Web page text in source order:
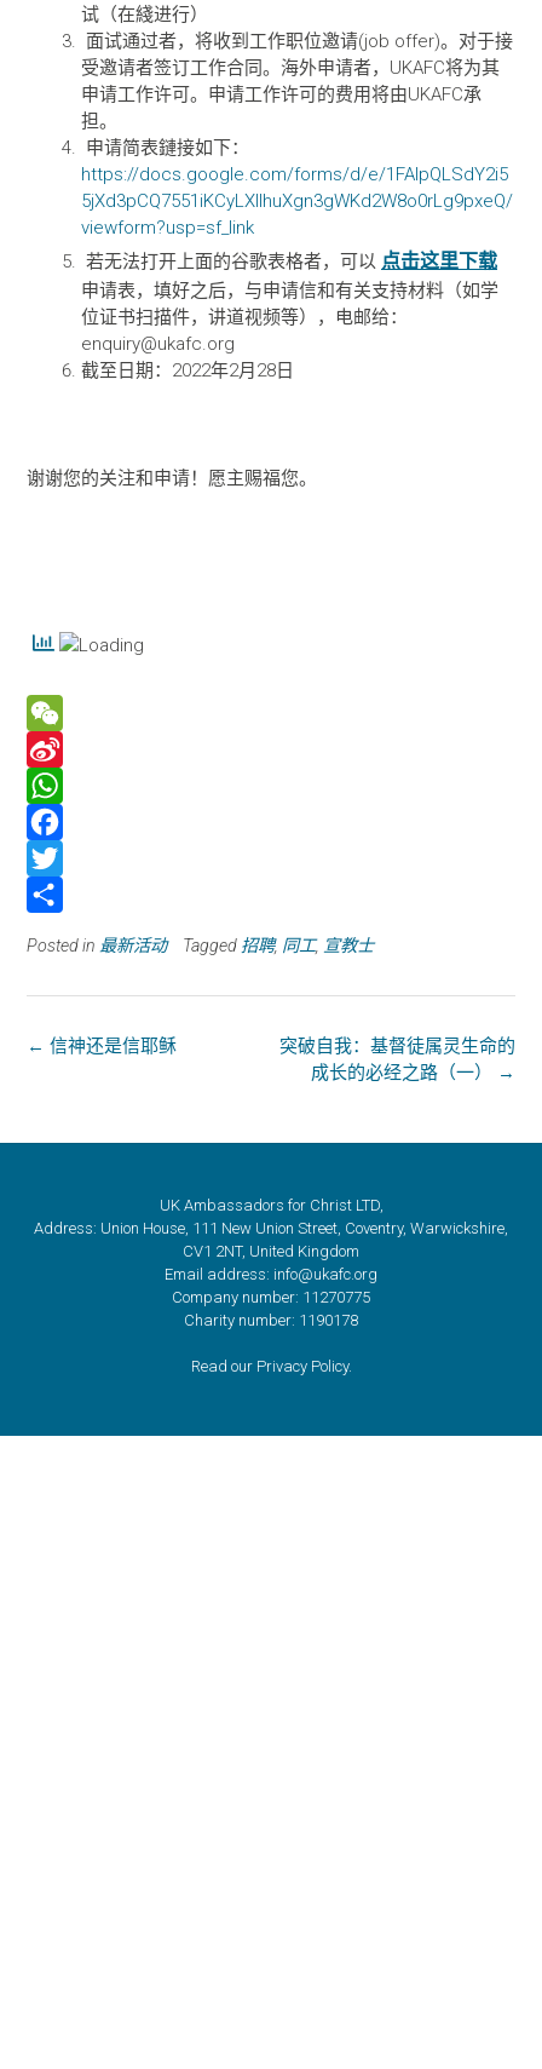
试（在綫进行）
面试通过者，将收到工作职位邀请(job offer)。对于接
受邀请者签订工作合同。海外申请者，UKAFC将为其
申请工作许可。申请工作许可的费用将由UKAFC承
担。
申请简表鏈接如下：
https://docs.google.com/forms/d/e/1FAIpQLSdY2i5
5jXd3pCQ7551iKCyLXlIhuXgn3gWKd2W8o0rLg9pxeQ/
viewform?usp=sf_link
若无法打开上面的谷歌表格者，可以 点击这里下载
申请表，填好之后，与申请信和有关支持材料（如学
位证书扫描件，讲道视频等），电邮给：
enquiry@ukafc.org
截至日期：2022年2月28日
谢谢您的关注和申请！愿主赐福您。
W
e
C
h
a
S
n
a
i
W
h
a
A
F
a
b
T
t
Posted in 最新活动 Tagged 招聘, 同工, 宣教士
突破自我：基督徒属灵生命的
成长的必经之路（一）
→
← 信神还是信耶稣
UK Ambassadors for Christ LTD,
Address: Union House, 111 New Union Street, Coventry, Warwickshire,
CV1 2NT, United Kingdom
Email address: info@ukafc.org
Company number: 11270775
Charity number: 1190178
Read our Privacy Policy.